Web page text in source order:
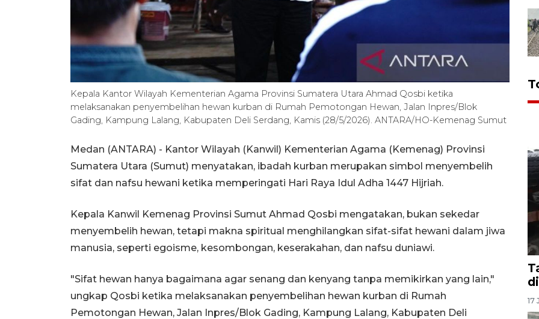
Kepala Kantor Wilayah Kementerian Agama Provinsi Sumatera Utara Ahmad Qosbi ketika
melaksanakan penyembelihan hewan kurban di Rumah Pemotongan Hewan, Jalan Inpres/Blok
Gading, Kampung Lalang, Kabupaten Deli Serdang, Kamis (28/5/2026). ANTARA/HO-Kemenag Sumut
Medan (ANTARA) - Kantor Wilayah (Kanwil) Kementerian Agama (Kemenag) Provinsi
Sumatera Utara (Sumut) menyatakan, ibadah kurban merupakan simbol menyembelih
sifat dan nafsu hewani ketika memperingati Hari Raya Idul Adha 1447 Hijriah.
Kepala Kanwil Kemenag Provinsi Sumut Ahmad Qosbi mengatakan, bukan sekedar
menyembelih hewan, tetapi makna spiritual menghilangkan sifat-sifat hewani dalam jiwa
manusia, seperti egoisme, kesombongan, keserakahan, dan nafsu duniawi.
"Sifat hewan hanya bagaimana agar senang dan kenyang tanpa memikirkan yang lain,"
ungkap Qosbi ketika melaksanakan penyembelihan hewan kurban di Rumah
Pemotongan Hewan, Jalan Inpres/Blok Gading, Kampung Lalang, Kabupaten Deli
17